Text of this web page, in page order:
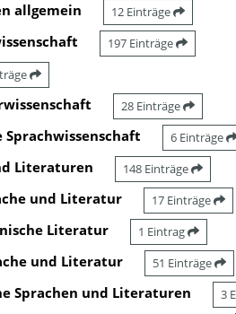
allgemein 12 Einträge
197 Einträge
28 Einträge
Sprachwissenschaft 6 Einträge
Literaturen 148 Einträge
und Literatur 17 Einträge
Literatur 1 Eintrag
und Literatur 51 Einträge
Sprachen und Literaturen 3